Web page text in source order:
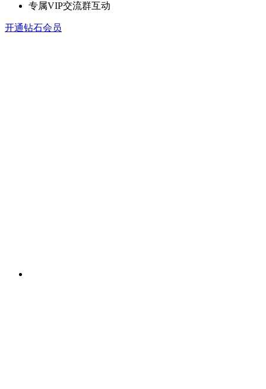
专属VIP交流群互动
开通钻石会员